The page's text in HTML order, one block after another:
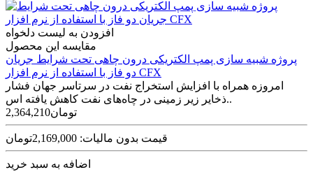
افزودن به لیست دلخواه
مقایسه این محصول
پروژه شبیه سازی پمپ الکتریکی درون چاهی تحت شرایط جریان
دو فاز با استفاده از نرم افزار CFX
امروزه همراه با افزایش استخراج نفت در سرتاسر جهان فشار
ذخایر زیر زمینی در چاه‌­های نفت کاهش یافته اس..
2,364,210تومان
قیمت بدون مالیات: 2,169,000تومان
اضافه به سبد خرید